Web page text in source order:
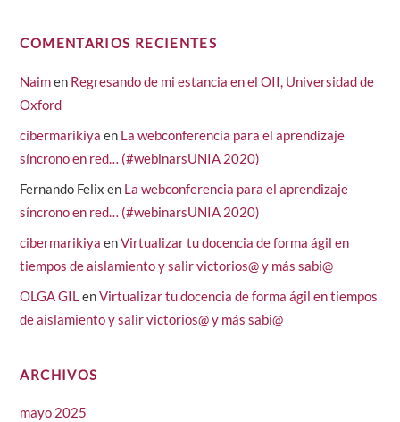
COMENTARIOS RECIENTES
Naimen Regresando de mi estancia en el OII, Universidad de
Oxford
cibermarikiya en La webconferencia para el aprendizaje
síncrono en red… (#webinarsUNIA 2020)
Fernando Felix en La webconferencia para el aprendizaje
síncrono en red… (#webinarsUNIA 2020)
cibermarikiya enVirtualizar tu docencia de forma ágil en
tiempos de aislamiento y salir victorios@ y más sabi@
OLGA GILenVirtualizar tu docencia de forma ágil en tiempos
de aislamiento y salir victorios@ y más sabi@
ARCHIVOS
mayo 2025